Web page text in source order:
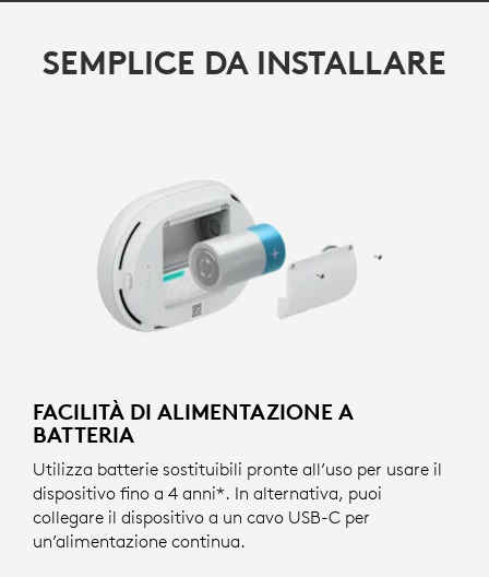
SEMPLICE DA INSTALLARE
FACILITÀ DI ALIMENTAZIONE A
BATTERIA
Utilizza batterie sostituibili pronte all’uso per usare il
dispositivo fino a 4 anni*. In alternativa, puoi
collegare il dispositivo a un cavo USB-C per
un’alimentazione continua.